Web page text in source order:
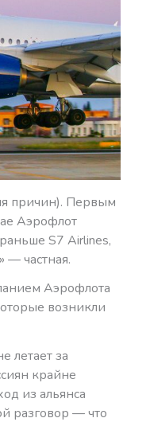
причин). Первым
Аэрофлот
S7 Airlines,
— частная.
Аэрофлота
возникли
летает за
крайне
из альянса
разговор — что